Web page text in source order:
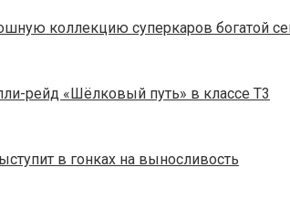
коллекцию суперкаров богатой
рейд «Шёлковый путь» в классе T3
в гонках на выносливость